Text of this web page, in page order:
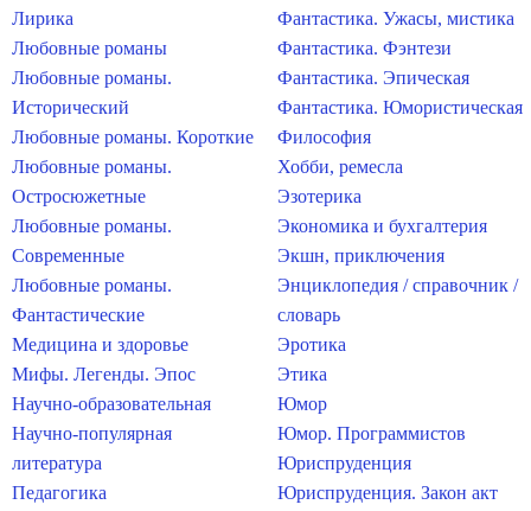
Лирика
Любовные романы
Любовные романы.
Исторический
Любовные романы. Короткие
Любовные романы.
Остросюжетные
Любовные романы.
Современные
Любовные романы.
Фантастические
Медицина и здоровье
Мифы. Легенды. Эпос
Научно-образовательная
Научно-популярная
литература
Педагогика
Фантастика. Ужасы, мистика
Фантастика. Фэнтези
Фантастика. Эпическая
Фантастика. Юмористическая
Философия
Хобби, ремесла
Эзотерика
Экономика и бухгалтерия
Экшн, приключения
Энциклопедия / справочник /
словарь
Эротика
Этика
Юмор
Юмор. Программистов
Юриспруденция
Юриспруденция. Закон акт